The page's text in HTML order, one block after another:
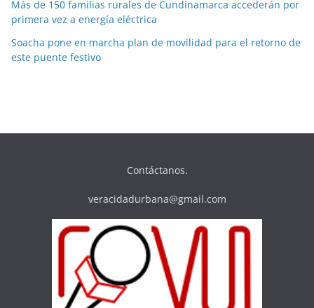
Más de 150 familias rurales de Cundinamarca accederán por
primera vez a energía eléctrica
Soacha pone en marcha plan de movilidad para el retorno de
este puente festivo
Contáctanos.
veracidadurbana@gmail.com